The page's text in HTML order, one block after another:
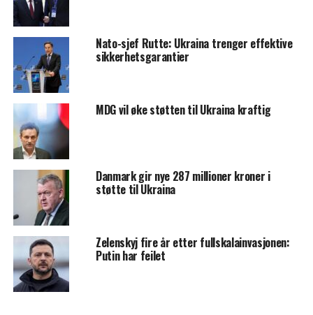
Nato-sjef Rutte: Ukraina trenger effektive
sikkerhetsgarantier
MDG vil øke støtten til Ukraina kraftig
Danmark gir nye 287 millioner kroner i
støtte til Ukraina
Zelenskyj fire år etter fullskalainvasjonen:
Putin har feilet